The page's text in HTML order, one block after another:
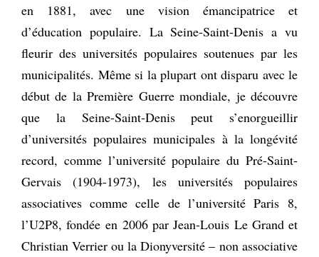
en 1881, avec une vision émancipatrice et
d’éducation populaire. La Seine-Saint-Denis a vu
fleurir des universités populaires soutenues par les
municipalités. Même si la plupart ont disparu avec le
début de la Première Guerre mondiale, je découvre
que la Seine-Saint-Denis peut s’enorgueillir
d’universités populaires municipales à la longévité
record, comme l’université populaire du Pré-Saint-
Gervais (1904-1973), les universités populaires
associatives comme celle de l’université Paris 8,
l’U2P8, fondée en 2006 par Jean-Louis Le Grand et
Christian Verrier ou la Dionyversité – non associative